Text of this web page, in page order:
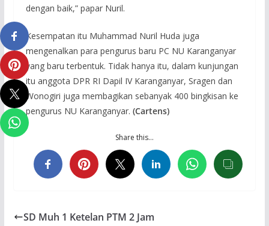
dengan baik,” papar Nuril.
Kesempatan itu Muhammad Nuril Huda juga
mengenalkan para pengurus baru PC NU Karanganyar
yang baru terbentuk. Tidak hanya itu, dalam kunjungan
itu anggota DPR RI Dapil IV Karanganyar, Sragen dan
Wonogiri juga membagikan sebanyak 400 bingkisan ke
pengurus NU Karanganyar. (Cartens)
Share this…
SD Muh 1 Ketelan PTM 2 Jam